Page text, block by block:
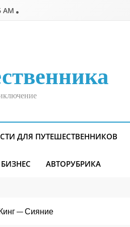
AM
ДЛЯ ПУТЕШЕСТВЕННИКОВ
АВТОРУБРИКА
— Сияние